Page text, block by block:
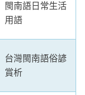
閩南語日常生活
用語
台灣閩南語俗諺
賞析